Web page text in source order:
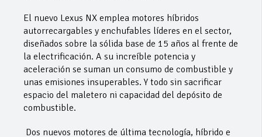
El nuevo Lexus NX emplea motores híbridos
autorrecargables y enchufables líderes en el sector,
diseñados sobre la sólida base de 15 años al frente de
la electrificación. A su increíble potencia y
aceleración se suman un consumo de combustible y
unas emisiones insuperables. Y todo sin sacrificar
espacio del maletero ni capacidad del depósito de
combustible.
Dos nuevos motores de última tecnología, híbrido e